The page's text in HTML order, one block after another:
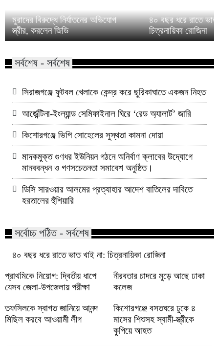
মুরাদের বিরুদ্ধে নির্যাতনের অভিযোগ
স্ত্রীর, করলেন জিডি
৪০ বছর ধরে রাতে ভাত
চিত্রনায়িকা রোজিনা
সর্বশেষ - সর্বশেষ
সিরাজগঞ্জে ফুটবল খেলাকে কেন্দ্র করে ছুরিকাঘাতে একজন নিহত
আর্জেন্টিনা-ইংল্যান্ড সেমিফাইনাল ঘিরে ‘রেড অ্যালার্ট’ জারি
কিশোরগঞ্জে ভিপি সোহেলের সুস্থতা কামনা দোয়া
মাদকমুক্ত গুণধর ইউনিয়ন গঠনে অনির্বাণ ক্লাবের উদ্যোগে
মানববন্ধন ও গণসচেতনতা সমাবেশ অনুষ্ঠিত।
ডিসি সারওয়ার আলমের প্রত্যাহার আদেশ বাতিলের দাবিতে
হরতালের হুঁশিয়ারি
সর্বোচ্চ পঠিত - সর্বশেষ
৪০ বছর ধরে রাতে ভাত খাই না: চিত্রনায়িকা রোজিনা
প্রাথমিকে নিয়োগ: দ্বিতীয় ধাপে
যেসব জেলা-উপজেলায় পরীক্ষা
নীরবতার চাদরে মুড়ে আছে ঢাকা
কলেজ
তফসিলকে স্বাগত জানিয়ে আনন্দ
মিছিল করবে আওয়ামী লীগ
কিশোরগঞ্জে বসতঘরে ঢুকে ৪
মাসের শিশুসহ স্বামী-স্ত্রীকে
কুপিয়ে আহত